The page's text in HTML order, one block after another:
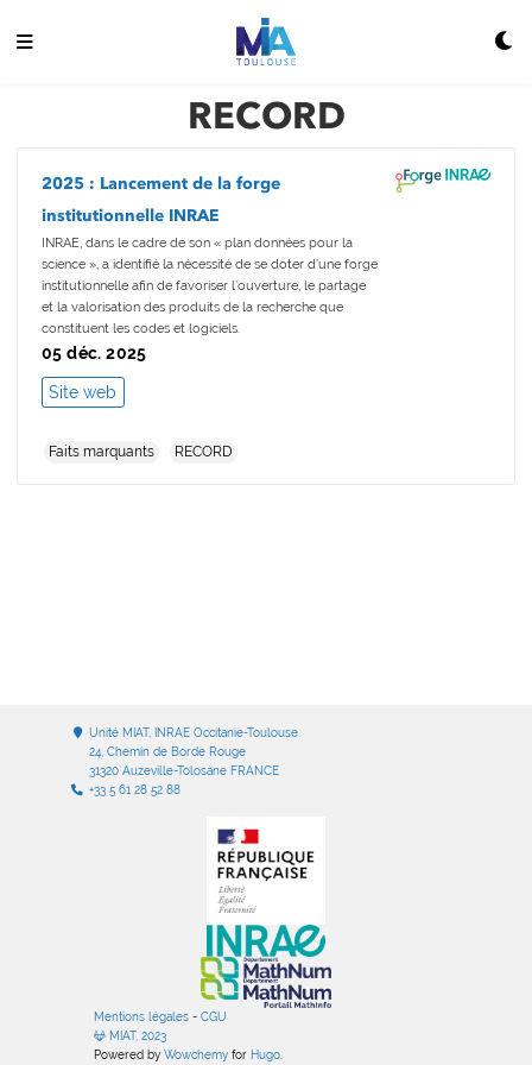
RECORD
2025 : Lancement de la forge
institutionnelle INRAE
INRAE, dans le cadre de son « plan données pour la
science », a identifié la nécessité de se doter d’une forge
institutionnelle afin de favoriser l’ouverture, le partage
et la valorisation des produits de la recherche que
constituent les codes et logiciels.
05 déc. 2025
Site web
Faits marquants RECORD
Unité MIAT, INRAE Occitanie-Toulouse
24, Chemin de Borde Rouge
31320 Auzeville-Tolosane FRANCE
+33 5 61 28 52 88
Mentions légales- CGU
MIAT, 2023
Powered by Wowchemyfor Hugo.